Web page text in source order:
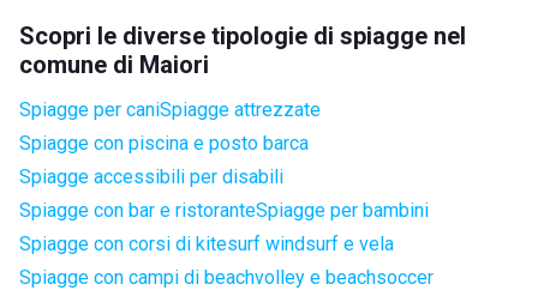
Scopri le diverse tipologie di spiagge nel
comune di Maiori
Spiagge per caniSpiagge attrezzate
Spiagge con piscina e posto barca
Spiagge accessibili per disabili
Spiagge con bar e ristoranteSpiagge per bambini
Spiagge con corsi di kitesurf windsurf e vela
Spiagge con campi di beachvolley e beachsoccer